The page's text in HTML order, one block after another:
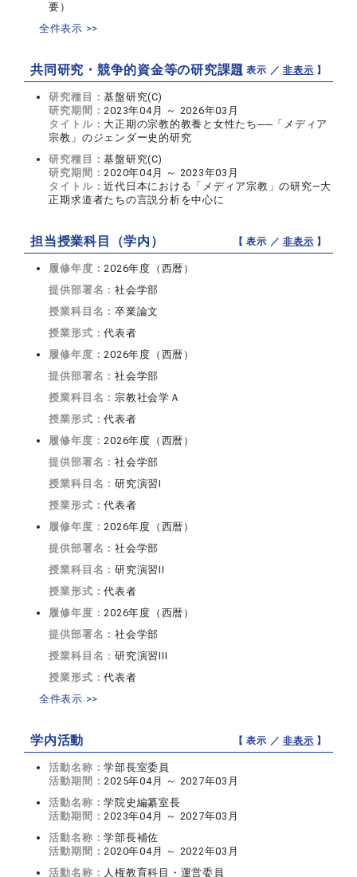
要）
全件表示 >>
共同研究・競争的資金等の研究課題【 表示 ／非表示 】
研究種目：基盤研究(C)
研究期間：2023年04月 ～ 2026年03月
タイトル： 大正期の宗教的教養と女性たち──「メディア
宗教」のジェンダー史的研究
研究種目：基盤研究(C)
研究期間：2020年04月 ～ 2023年03月
タイトル：近代日本における「メディア宗教」の研究―大
正期求道者たちの言説分析を中心に
担当授業科目（学内） 【 表示 ／非表示 】
履修年度：2026年度（西暦）
提供部署名：社会学部
授業科目名：卒業論文
授業形式：代表者
履修年度：2026年度（西暦）
提供部署名：社会学部
授業科目名：宗教社会学Ａ
授業形式：代表者
履修年度：2026年度（西暦）
提供部署名：社会学部
授業科目名：研究演習I
授業形式：代表者
履修年度：2026年度（西暦）
提供部署名：社会学部
授業科目名：研究演習II
授業形式：代表者
履修年度：2026年度（西暦）
提供部署名：社会学部
授業科目名：研究演習III
授業形式：代表者
全件表示 >>
学内活動 【 表示 ／非表示 】
活動名称：学部長室委員
活動期間：2025年04月 ～ 2027年03月
活動名称：学院史編纂室長
活動期間：2023年04月 ～ 2027年03月
活動名称：学部長補佐
活動期間：2020年04月 ～ 2022年03月
活動名称： 人権教育科目・運営委員